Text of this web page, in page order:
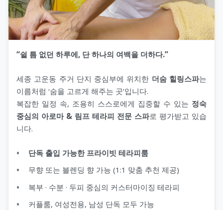
“쉴 틈 없던 하루에, 단 하나의 여백을 더하다.”
세종 고운동 주거 단지 중심부에 위치한 더숨 힐링스파는
이름처럼 ‘숨을 고르게 해주는 곳’입니다.
복잡한 일정 속, 조용히 스스로에게 집중할 수 있는 정숙
중심의 아로마 & 림프 테라피 전문 스파로 평가받고 있습
니다.
단독 출입 가능한 프라이빗 테라피룸
무향 또는 블렌딩 향 가능 (1:1 맞춤 추천 제공)
복부 · 수분 · 두피 중심의 커스터마이징 테라피
커플룸, 여성전용, 남성 단독 모두 가능